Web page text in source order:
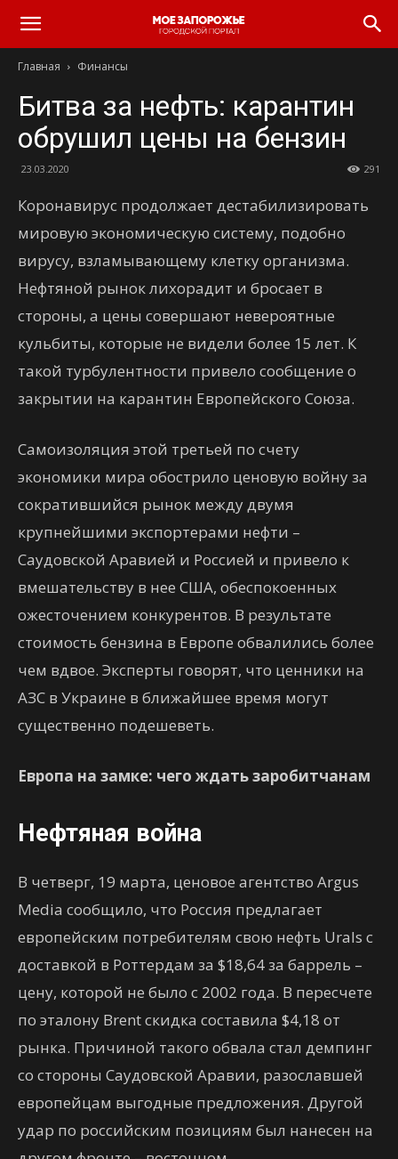
Главная Финансы
Битва за нефть: карантин
обрушил цены на бензин
23.03.2020 291
Коронавирус продолжает дестабилизировать
мировую экономическую систему, подобно
вирусу, взламывающему клетку организма.
Нефтяной рынок лихорадит и бросает в
стороны, а цены совершают невероятные
кульбиты, которые не видели более 15 лет. К
такой турбулентности привело сообщение о
закрытии на карантин Европейского Союза.
Самоизоляция этой третьей по счету
экономики мира обострило ценовую войну за
сократившийся рынок между двумя
крупнейшими экспортерами нефти –
Саудовской Аравией и Россией и привело к
вмешательству в нее США, обеспокоенных
ожесточением конкурентов. В результате
стоимость бензина в Европе обвалились более
чем вдвое. Эксперты говорят, что ценники на
АЗС в Украине в ближайшее время могут
существенно подешеветь.
Европа на замке: чего ждать заробитчанам
Нефтяная война
В четверг, 19 марта, ценовое агентство Argus
Media сообщило, что Россия предлагает
европейским потребителям свою нефть Urals с
доставкой в Роттердам за $18,64 за баррель –
цену, которой не было с 2002 года. В пересчете
по эталону Brent скидка составила $4,18 от
рынка. Причиной такого обвала стал демпинг
со стороны Саудовской Аравии, разославшей
европейцам выгодные предложения. Другой
удар по российским позициям был нанесен на